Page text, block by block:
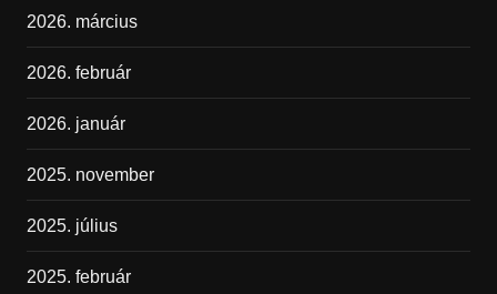
2026. március
2026. február
2026. január
2025. november
2025. július
2025. február